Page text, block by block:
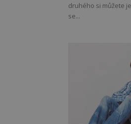
druhého si můžete
se...